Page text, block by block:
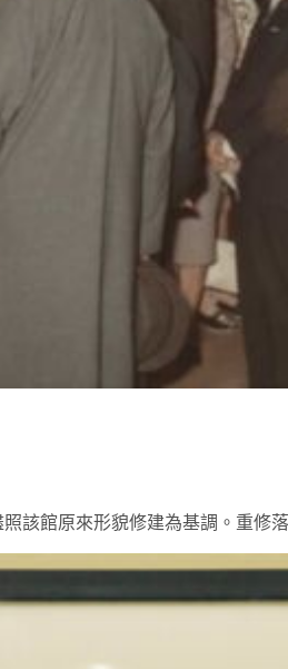
該館原來形貌修建為基調。重修